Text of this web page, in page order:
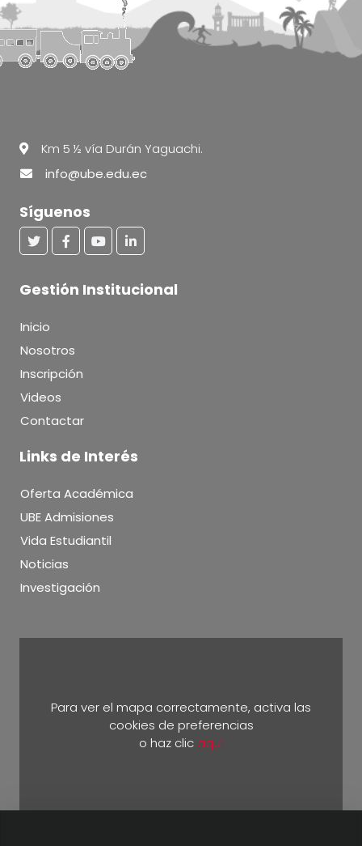
Km 5 ½ vía Durán Yaguachi.
info@ube.edu.ec
Síguenos
Gestión Institucional
Inicio
Nosotros
Inscripción
Videos
Contactar
Links de Interés
Oferta Académica
UBE Admisiones
Vida Estudiantil
Noticias
Investigación
Para ver el mapa correctamente, activa las
cookies de preferencias
o haz clic aquí